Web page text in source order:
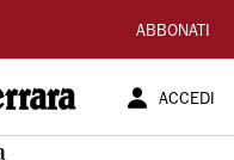
ABBONATI
ACCEDI